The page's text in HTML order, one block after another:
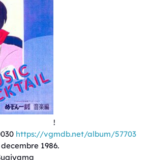
!
https://vgmdb.net/album/57703
1986.